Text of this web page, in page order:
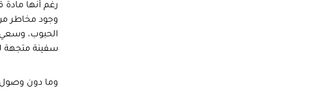
رغم أنها
وجود مخاطر
الحبوب، وسعي
سفينة متجهة
وما دون وصول